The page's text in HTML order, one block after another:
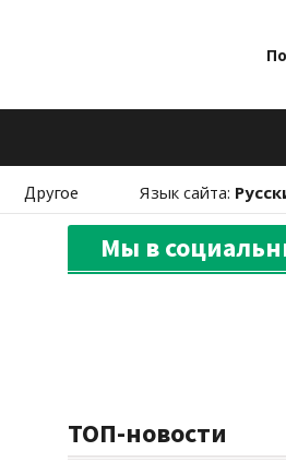
Другое Язык сайта:
Мы в
ТОП-новости